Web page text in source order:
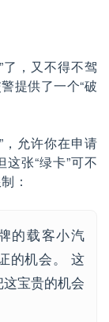
，又不得不驾
提供了一个“破
允许你在申请
张“绿卡”可不
：
的载客小汽
的机会。 这
宝贵的机会